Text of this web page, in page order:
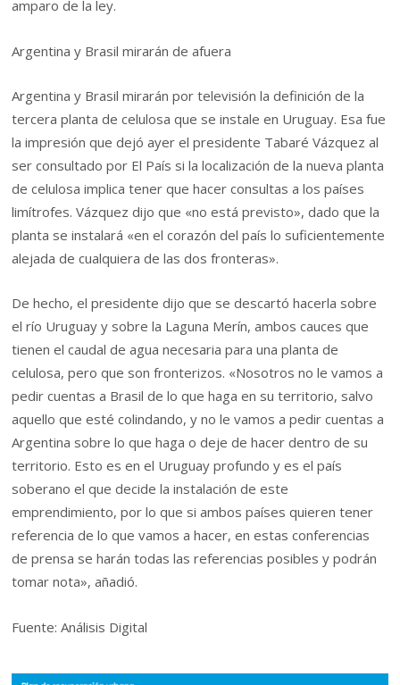
amparo de la ley.
Argentina y Brasil mirarán de afuera
Argentina y Brasil mirarán por televisión la definición de la
tercera planta de celulosa que se instale en Uruguay. Esa fue
la impresión que dejó ayer el presidente Tabaré Vázquez al
ser consultado por El País si la localización de la nueva planta
de celulosa implica tener que hacer consultas a los países
limítrofes. Vázquez dijo que «no está previsto», dado que la
planta se instalará «en el corazón del país lo suficientemente
alejada de cualquiera de las dos fronteras».
De hecho, el presidente dijo que se descartó hacerla sobre
el río Uruguay y sobre la Laguna Merín, ambos cauces que
tienen el caudal de agua necesaria para una planta de
celulosa, pero que son fronterizos. «Nosotros no le vamos a
pedir cuentas a Brasil de lo que haga en su territorio, salvo
aquello que esté colindando, y no le vamos a pedir cuentas a
Argentina sobre lo que haga o deje de hacer dentro de su
territorio. Esto es en el Uruguay profundo y es el país
soberano el que decide la instalación de este
emprendimiento, por lo que si ambos países quieren tener
referencia de lo que vamos a hacer, en estas conferencias
de prensa se harán todas las referencias posibles y podrán
tomar nota», añadió.
Fuente: Análisis Digital